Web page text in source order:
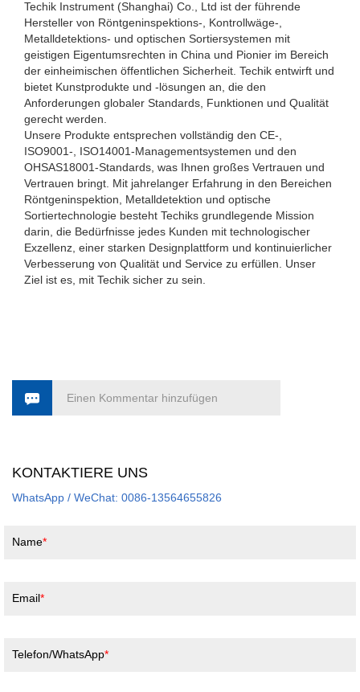
Techik Instrument (Shanghai) Co., Ltd ist der führende
Hersteller von Röntgeninspektions-, Kontrollwäge-,
Metalldetektions- und optischen Sortiersystemen mit
geistigen Eigentumsrechten in China und Pionier im Bereich
der einheimischen öffentlichen Sicherheit. Techik entwirft und
bietet Kunstprodukte und -lösungen an, die den
Anforderungen globaler Standards, Funktionen und Qualität
gerecht werden.
Unsere Produkte entsprechen vollständig den CE-,
ISO9001-, ISO14001-Managementsystemen und den
OHSAS18001-Standards, was Ihnen großes Vertrauen und
Vertrauen bringt. Mit jahrelanger Erfahrung in den Bereichen
Röntgeninspektion, Metalldetektion und optische
Sortiertechnologie besteht Techiks grundlegende Mission
darin, die Bedürfnisse jedes Kunden mit technologischer
Exzellenz, einer starken Designplattform und kontinuierlicher
Verbesserung von Qualität und Service zu erfüllen. Unser
Ziel ist es, mit Techik sicher zu sein.
Einen Kommentar hinzufügen
KONTAKTIERE UNS
WhatsApp / WeChat: 0086-13564655826
Name
Email
Telefon/WhatsApp